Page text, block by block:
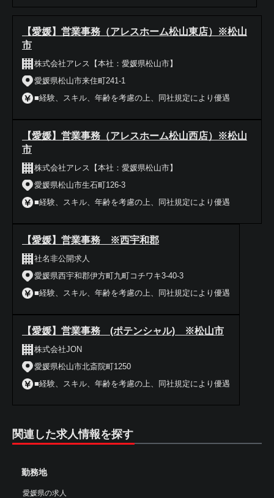
【愛媛】営業事務（アレスホーム松山東店）※松山
市
株式会社アレス【本社：愛媛県松山市】
愛媛県松山市来住町241-1
■経験、スキル、年齢を考慮の上、同社規定により優遇
【愛媛】営業事務（アレスホーム松山西店）※松山
市
株式会社アレス【本社：愛媛県松山市】
愛媛県松山市生石町126-3
■経験、スキル、年齢を考慮の上、同社規定により優遇
【愛媛】営業事務 ※西宇和郡
社名非公開求人
愛媛県西宇和郡伊方町九町コチワキ3-40-3
■経験、スキル、年齢を考慮の上、同社規定により優遇
【愛媛】営業事務 (ポテンシャル) ※松山市
株式会社JON
愛媛県松山市北斎院町1250
■経験、スキル、年齢を考慮の上、同社規定により優遇
関連した求人情報を探す
勤務地
愛媛県の求人